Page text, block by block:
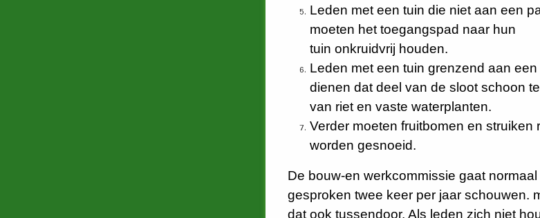
Leden met een tuin die niet aan een
moeten het toegangspad naar hun
tuin onkruidvrij houden.
Leden met een tuin grenzend aan
dienen dat deel van de sloot schoon
van riet en vaste waterplanten.
Verder moeten fruitbomen en struiken
worden gesnoeid.
De bouw-en werkcommissie gaat normaal
gesproken twee keer per jaar schouwen.
dat ook tussendoor. Als leden zich niet